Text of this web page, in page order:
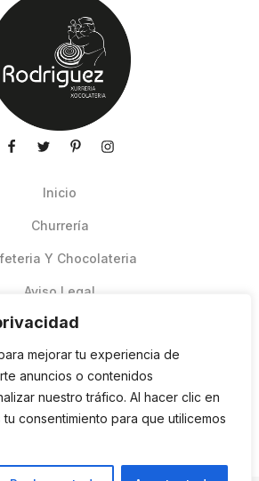
mejorar tu experiencia de
anuncios o contenidos
nuestro tráfico. Al hacer clic en
consentimiento para que utilicemos
Inicio
Churrería
Y Chocolateria
Aviso Legal
Online Glovo
Contacto